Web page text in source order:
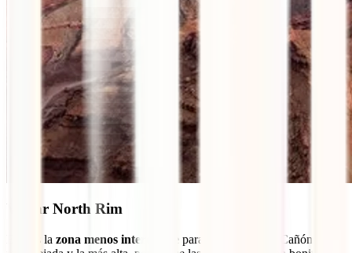
Visitar North Rim
Esta es la zona menos interesante para visitar el Gran Cañón. Es la